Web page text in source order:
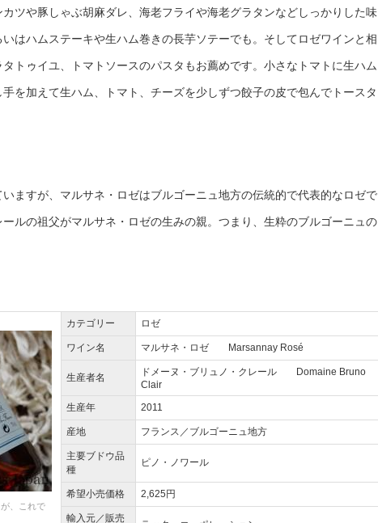
ツや豚しゃぶ胡麻ダレ、海老フライや海老グラタンなどしっかりした味
はハムステーキや生ハム巻きの長芋ソテーでも。そしてロゼワインと相
トゥイユ、トマトソースのパスタもお薦めです。小さなトマトに生ハム
を加えて生ハム、トマト、チーズを少しずつ餃子の皮で包んでトースタ
ますが、マルサネ・ロゼはブルゴーニュ地方の伝統的で代表的なロゼで
ルの祖父がマルサネ・ロゼの生みの親。つまり、生粋のブルゴーニュの
、これで
カテゴリー ロゼ
ワイン名 マルサネ・ロゼ Marsannay Rosé
生産者名
ドメーヌ・ブリュノ・クレール Domaine Bruno
Clair
生産年
2011
産地 フランス／ブルゴーニュ地方
主要ブドウ品
種
ピノ・ノワール
希望小売価格 2,625円
輸入元／販売